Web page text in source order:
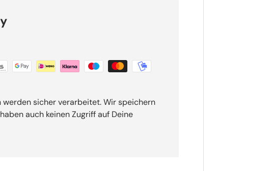
werden sicher verarbeitet. Wir speichern
auch keinen Zugriff auf Deine